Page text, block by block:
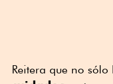
Reitera que no